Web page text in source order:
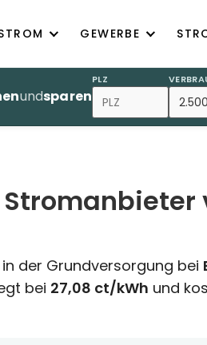
GEWERBE
undsparen
PLZ
in der Grundversorgung bei
bei 27,08 ct/kWh und